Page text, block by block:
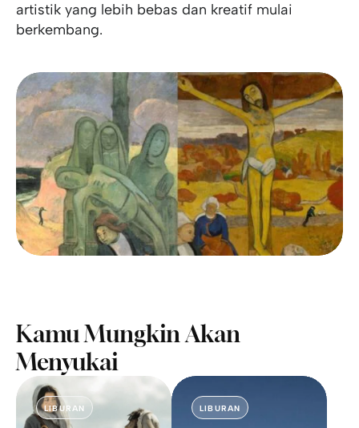
artistik yang lebih bebas dan kreatif mulai
berkembang.
Kamu Mungkin Akan
Menyukai
LIBURAN LIBURAN